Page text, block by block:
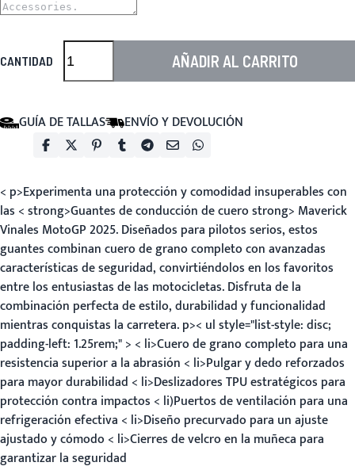
CANTIDAD AÑADIR AL CARRITO
GUÍA DE TALLAS ENVÍO Y DEVOLUCIÓN
< p>Experimenta una protección y comodidad insuperables con
las < strong>Guantes de conducción de cuero strong> Maverick
Vinales MotoGP 2025. Diseñados para pilotos serios, estos
guantes combinan cuero de grano completo con avanzadas
características de seguridad, convirtiéndolos en los favoritos
entre los entusiastas de las motocicletas. Disfruta de la
combinación perfecta de estilo, durabilidad y funcionalidad
mientras conquistas la carretera. p>< ul style="list-style: disc;
padding-left: 1.25rem;" > < li>Cuero de grano completo para una
resistencia superior a la abrasión < li>Pulgar y dedo reforzados
para mayor durabilidad < li>Deslizadores TPU estratégicos para
protección contra impactos < li)Puertos de ventilación para una
refrigeración efectiva < li>Diseño precurvado para un ajuste
ajustado y cómodo < li>Cierres de velcro en la muñeca para
garantizar la seguridad